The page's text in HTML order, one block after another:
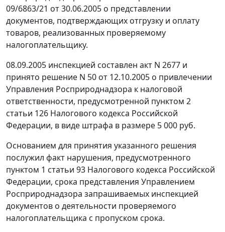
09/6863/21 от 30.06.2005 о представлении
документов, подтверждающих отгрузку и оплату
товаров, реализованных проверяемому
налогоплательщику.
08.09.2005 инспекцией составлен акт N 2677 и
принято решение N 50 от 12.10.2005 о привлечении
Управления Росприроднадзора к налоговой
ответственности, предусмотренной пунктом 2
статьи 126 Налогового кодекса Российской
Федерации, в виде штрафа в размере 5 000 руб.
Основанием для принятия указанного решения
послужил факт нарушения, предусмотренного
пунктом 1 статьи 93 Налогового кодекса Российской
Федерации, срока представления Управлением
Росприроднадзора запрашиваемых инспекцией
документов о деятельности проверяемого
налогоплательщика с пропуском срока.